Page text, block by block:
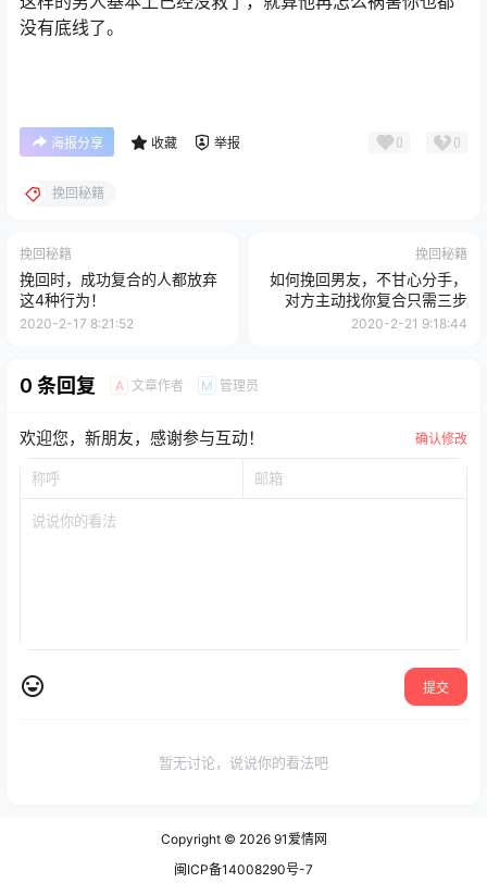
没有底线了。
海报分享 收藏 举报 0 0
挽回秘籍
挽回秘籍
挽回时，成功复合的人都放弃
这4种行为！
2020-2-17 8:21:52
挽回秘籍
如何挽回男友，不甘心分手，
对方主动找你复合只需三步
2020-2-21 9:18:44
0 条回复 A 文章作者 M 管理员
欢迎您，新朋友，感谢参与互动！ 确认修改
提交
暂无讨论，说说你的看法吧
Copyright © 202691爱情网
闽ICP备14008290号-7